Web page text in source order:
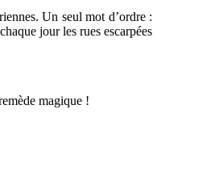
Un seul mot d’ordre :
jour les rues escarpées
magique !